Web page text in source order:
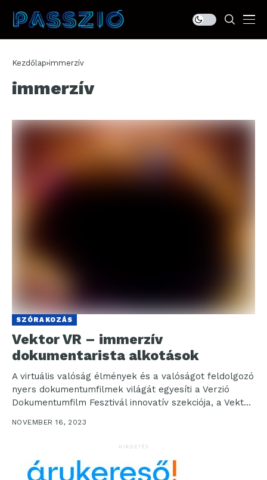
Kezdőlap immerzív
immerzív
SZÓRAKOZÁS
Vektor VR – immerzív
dokumentarista alkotások
A virtuális valóság élmények és a valóságot feldolgozó
nyers dokumentumfilmek világát egyesíti a Verzió
Dokumentumfilm Fesztivál innovatív szekciója, a Vektor
NOVEMBER 16, 2023
HIRDETÉS